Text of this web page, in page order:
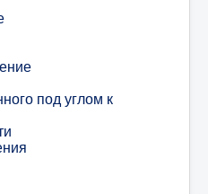
под углом к